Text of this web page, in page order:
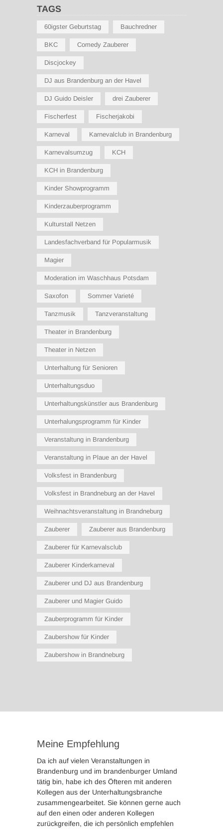
TAGS
60igster Geburtstag Bauchredner
BKC Comedy Zauberer
Discjockey
DJ aus Brandenburg an der Havel
DJ Guido Deisler drei Zauberer
Fischerfest Fischerjakobi
Karneval Karnevalclub in Brandenburg
Karnevalsumzug KCH
KCH in Brandenburg
Kinder Showprogramm
Kinderzauberprogramm
Kulturstall Netzen
Landesfachverband für Popularmusik
Magier
Moderation im Waschhaus Potsdam
Saxofon Sommer Varieté
Tanzmusik Tanzveranstaltung
Theater in Brandenburg
Theater in Netzen
Unterhaltung für Senioren
Unterhaltungsduo
Unterhaltungskünstler aus Brandenburg
Unterhalungsprogramm für Kinder
Veranstaltung in Brandenburg
Veranstaltung in Plaue an der Havel
Volksfest in Brandenburg
Volksfest in Brandneburg an der Havel
Weihnachtsveranstaltung in Brandneburg
Zauberer Zauberer aus Brandenburg
Zauberer für Karnevalsclub
Zauberer Kinderkarneval
Zauberer und DJ aus Brandenburg
Zauberer und Magier Guido
Zauberprogramm für Kinder
Zaubershow für Kinder
Zaubershow in Brandneburg
Meine Empfehlung
Da ich auf vielen Veranstaltungen in
Brandenburg und im brandenburger Umland
tätig bin, habe ich des Öfteren mit anderen
Kollegen aus der Unterhaltungsbranche
zusammengearbeitet. Sie können gerne auch
auf den einen oder anderen Kollegen
zurückgreifen, die ich persönlich empfehlen